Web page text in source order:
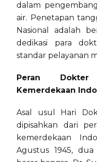
dalam
air. Penetapan
Nasional adalah
dedikasi para
standar pelayanan
Peran Dokter
Kemerdekaan
Asal usul Hari
dipisahkan dari
kemerdekaan
Agustus 1945,